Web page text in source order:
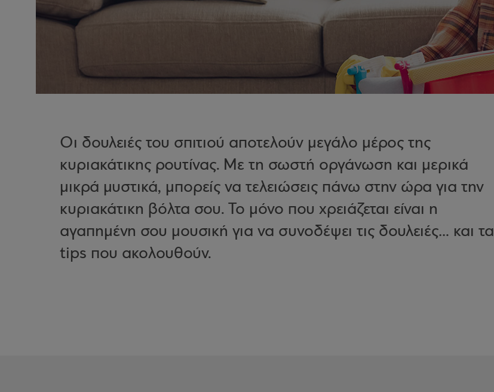
Οι δουλειές του σπιτιού αποτελούν μεγάλο μέρος της
κυριακάτικης ρουτίνας. Με τη σωστή οργάνωση και μερικά
μικρά μυστικά, μπορείς να τελειώσεις πάνω στην ώρα για την
κυριακάτικη βόλτα σου. Το μόνο που χρειάζεται είναι η
αγαπημένη σου μουσική για να συνοδέψει τις δουλειές… και τα
tips που ακολουθούν.